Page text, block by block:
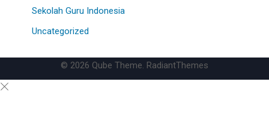
Sekolah Guru Indonesia
Uncategorized
© 2026 Qube Theme. RadiantThemes